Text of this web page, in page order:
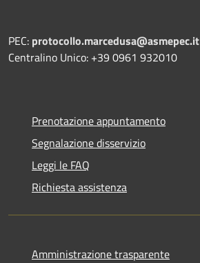
PEC: protocollo.marcedusa@asmepec.it
Centralino Unico: +39 0961 932010
Prenotazione appuntamento
Segnalazione disservizio
Leggi le FAQ
Richiesta assistenza
Amministrazione trasparente